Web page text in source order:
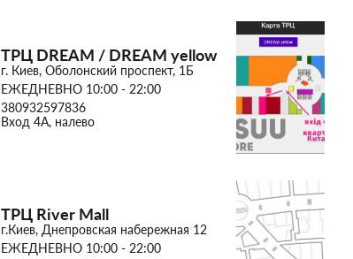
ТРЦ DREAM / DREAM yellow
г. Киев, Оболонский проспект, 1Б
ЕЖЕДНЕВНО 10:00 - 22:00
380932597836
Вход 4А, налево
ТРЦ River Mall
г.Киев, Днепровская набережная 12
ЕЖЕДНЕВНО 10:00 - 22:00